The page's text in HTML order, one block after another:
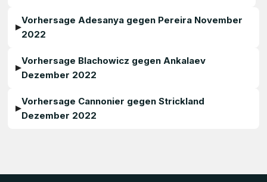
Vorhersage Adesanya gegen Pereira November
2022
Vorhersage Blachowicz gegen Ankalaev
Dezember 2022
Vorhersage Cannonier gegen Strickland
Dezember 2022